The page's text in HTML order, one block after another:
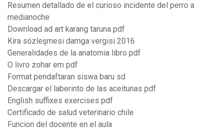
Resumen detallado de el curioso incidente del perro a
medianoche
Download ad art karang taruna pdf
Kira sözleşmesi damga vergisi 2016
Generalidades de la anatomia libro pdf
O livro zohar em pdf
Format pendaftaran siswa baru sd
Descargar el laberinto de las aceitunas pdf
English suffixes exercises pdf
Certificado de salud veterinario chile
Funcion del docente en el aula